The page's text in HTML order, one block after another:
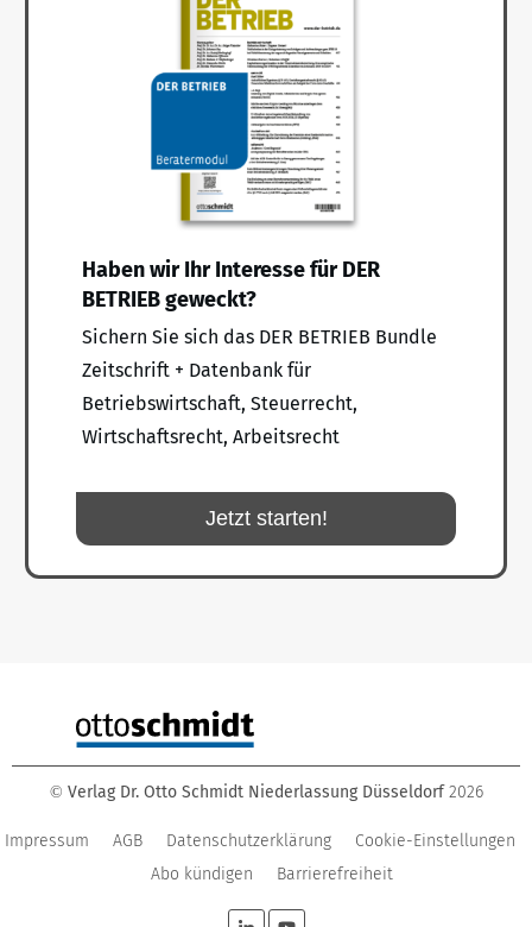
Haben wir Ihr Interesse für DER
BETRIEB geweckt?
Sichern Sie sich das DER BETRIEB Bundle
Zeitschrift + Datenbank für
Betriebswirtschaft, Steuerrecht,
Wirtschaftsrecht, Arbeitsrecht
Jetzt starten!
© Verlag Dr. Otto Schmidt Niederlassung Düsseldorf 2026
Impressum AGB Datenschutzerklärung
Cookie-Einstellungen
Abo kündigen
Barrierefreiheit